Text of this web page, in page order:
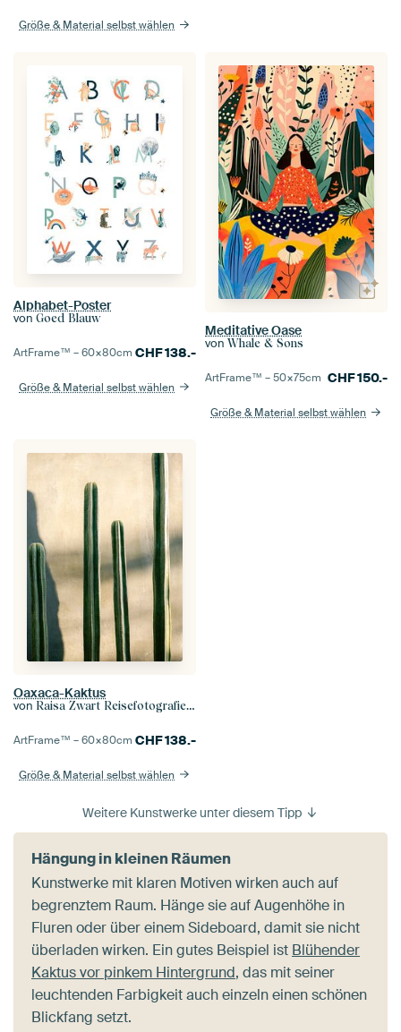
Größe & Material selbst wählen
Alphabet-Poster
von Goed Blauw
ArtFrame™ –60×80cm CHF138.-
Größe & Material selbst wählen
Meditative Oase
von Whale & Sons
ArtFrame™ –50×75cm CHF150.-
Größe & Material selbst wählen
Oaxaca-Kaktus
von Raisa Zwart Reisefotografiedrucke
ArtFrame™ –60×80cm CHF138.-
Größe & Material selbst wählen
Weitere Kunstwerke unter diesem Tipp
Hängung in kleinen Räumen
Kunstwerke mit klaren Motiven wirken auch auf
begrenztem Raum. Hänge sie auf Augenhöhe in
Fluren oder über einem Sideboard, damit sie nicht
überladen wirken. Ein gutes Beispiel ist Blühender
Kaktus vor pinkem Hintergrund, das mit seiner
leuchtenden Farbigkeit auch einzeln einen schönen
Blickfang setzt.